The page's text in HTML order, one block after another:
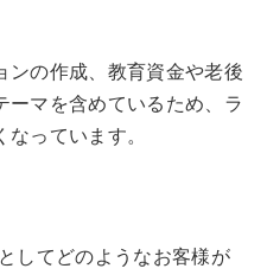
ンの作成、教育資金や老後
ーマを含めているため、ラ
っています。
してどのようなお客様が